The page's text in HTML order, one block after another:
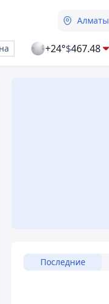
Алматы
+24°$467.48
Последние